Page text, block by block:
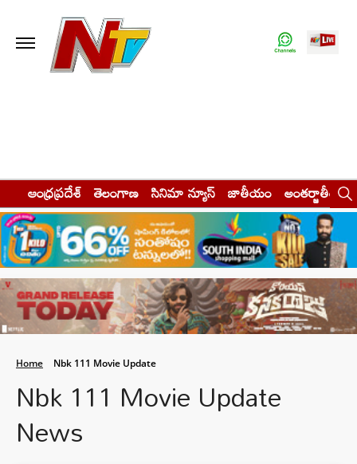
ఆంధ్రప్రదేశ్ తెలంగాణ సినిమా న్యూస్ జాతీయం అంతర్జాతీయం
Home Nbk 111 Movie Update
Nbk 111 Movie Update
News